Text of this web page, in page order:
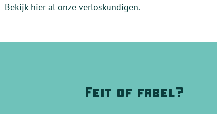
Bekijk hier al onze verloskundigen.
Feit of fabel?